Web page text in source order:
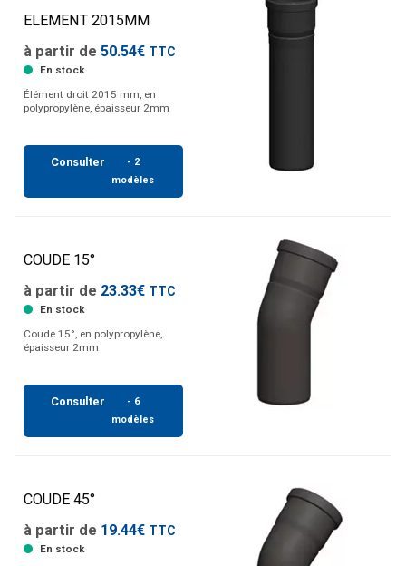
ELEMENT 2015MM
à partir de 50.54€ TTC
En stock
Élément droit 2015 mm, en
polypropylène, épaisseur 2mm
Consulter
- 2
modèles
COUDE 15°
à partir de 23.33€ TTC
En stock
Coude 15°, en polypropylène,
épaisseur 2mm
Consulter
- 6
modèles
COUDE 45°
à partir de 19.44€ TTC
En stock